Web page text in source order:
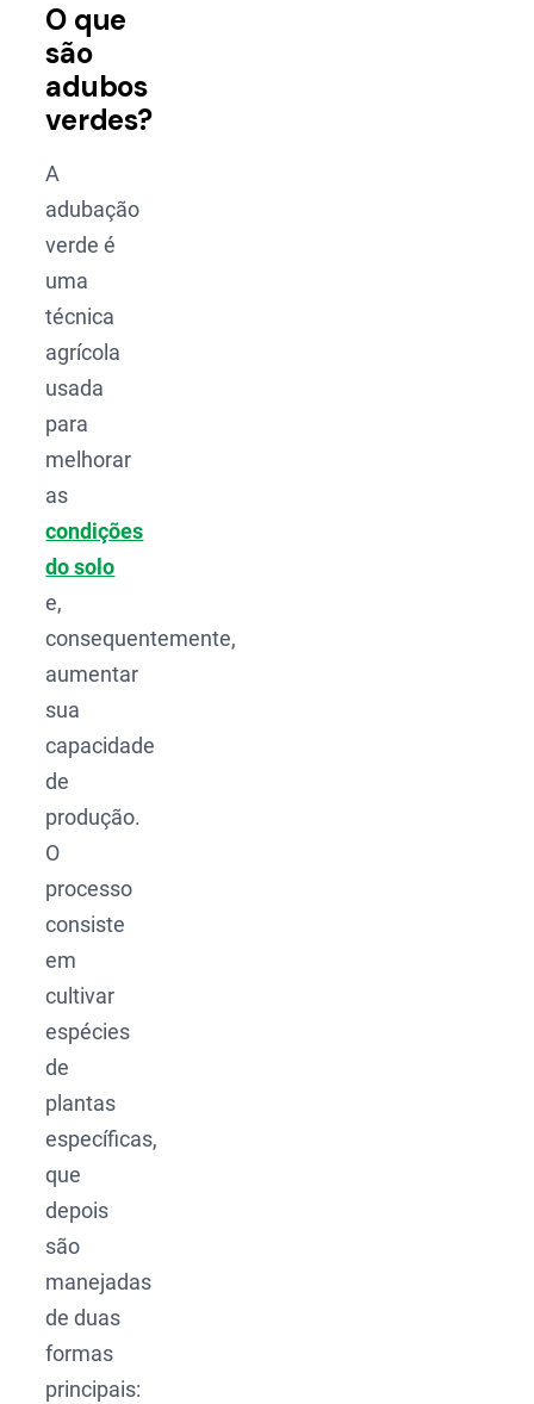
O que
são
adubos
verdes?
A
adubação
verde é
uma
técnica
agrícola
usada
para
melhorar
as
condições
do solo
e,
consequentemente,
aumentar
sua
capacidade
de
produção.
O
processo
consiste
em
cultivar
espécies
de
plantas
específicas,
que
depois
são
manejadas
de duas
formas
principais: